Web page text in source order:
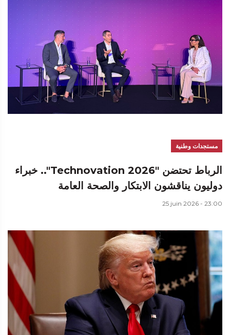
مستجدات وطنية
الرباط تحتضن "Technovation 2026".. خبراء
دوليون يناقشون الابتكار والصحة العامة
25 juin 2026 - 23:00